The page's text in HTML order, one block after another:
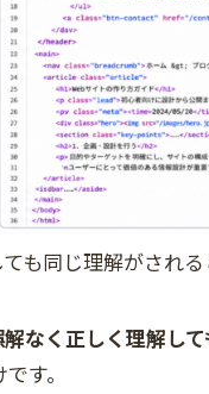
も同じ理解がされる
なく正しく理解し
す。